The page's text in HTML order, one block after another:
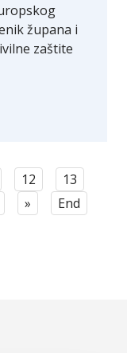
župana i
zaštite
12
13
»
End